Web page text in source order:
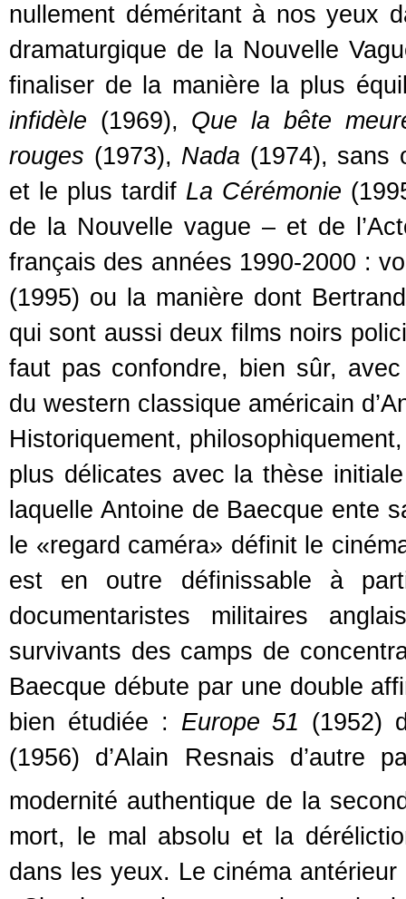
nullement déméritant à nos yeux
dramaturgique de la Nouvelle
finaliser de la manière la plus
infidèle (1969), Que la bête
rouges (1973), Nada (1974), sans
et le plus tardif La Cérémonie
de la Nouvelle vague – et de
français des années 1990-2000 :
(1995) ou la manière dont
qui sont aussi deux films noirs
faut pas confondre, bien sûr,
du western classique américain
Historiquement,
plus délicates avec la thèse
laquelle Antoine de Baecque ente
le «regard caméra» définit le
est en outre définissable à
documentaristes militaires
survivants des camps de
Baecque débute par une double
bien étudiée : Europe 51 (1952)
(1956) d’Alain Resnais d’autre
modernité authentique de la
mort, le mal absolu et la
dans les yeux. Le cinéma